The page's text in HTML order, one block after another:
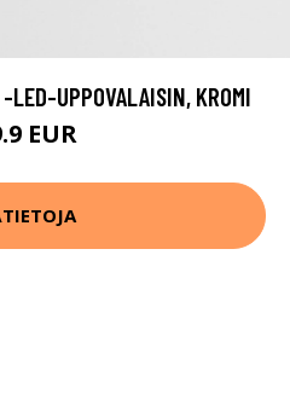
-LED-UPPOVALAISIN, KROMI
EUR